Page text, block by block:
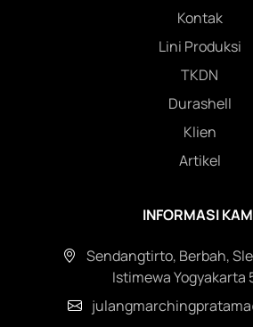
Kontak
Lini Produksi
TKDN
Durashell
Klien
Artikel
INFORMASI
Sendangtirto, Berbah,
Istimewa Yogyakarta